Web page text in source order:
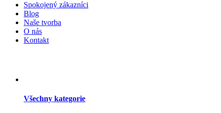
Spokojený zákazníci
Blog
Naše tvorba
O nás
Kontakt
Všechny kategorie